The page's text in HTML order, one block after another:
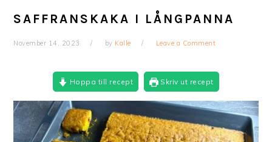
SAFFRANSKAKA I LÅNGPANNA
November 14, 2023 by Kalle Leave a Comment
Hoppa till recept Skriv ut recept